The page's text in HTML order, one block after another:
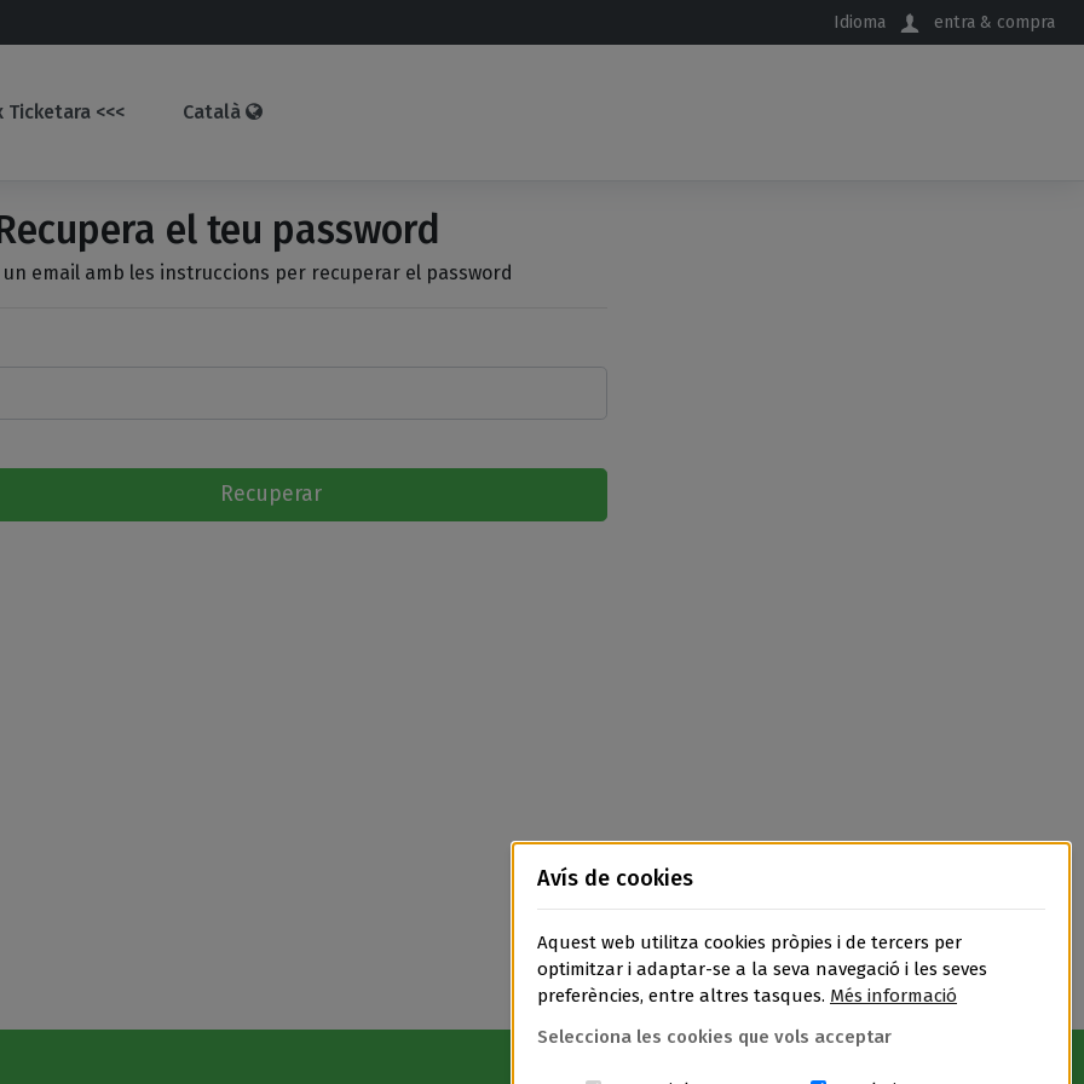
Idioma entra & compra
Ticketara <<< Català
el teu password
un email amb les instruccions per recuperar el password
Recuperar
Avís de cookies
Aquest web utilitza cookies pròpies i de tercers per
optimitzar i adaptar-se a la seva navegació i les seves
preferències, entre altres tasques. Més informació
Selecciona les cookies que vols acceptar